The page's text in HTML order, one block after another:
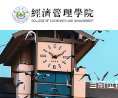
当前位